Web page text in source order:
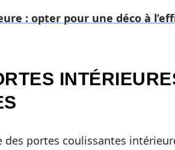
: opter pour une déco à
portes coulissantes